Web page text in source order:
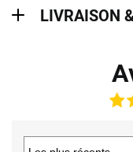
LIVRAISON